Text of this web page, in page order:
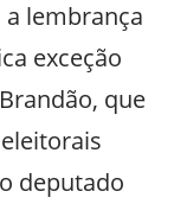
a lembrança
exceção
que
deputado